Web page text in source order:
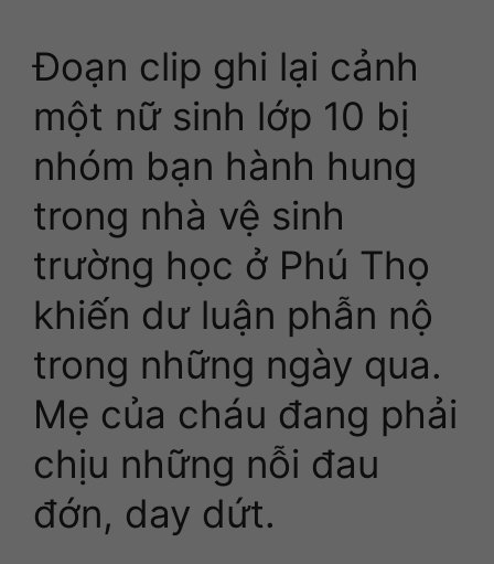
Đoạn clip ghi lại cảnh
một nữ sinh lớp 10 bị
nhóm bạn hành hung
trong nhà vệ sinh
trường học ở Phú Thọ
khiến dư luận phẫn nộ
trong những ngày qua.
Mẹ của cháu đang phải
chịu những nỗi đau
đớn, day dứt.